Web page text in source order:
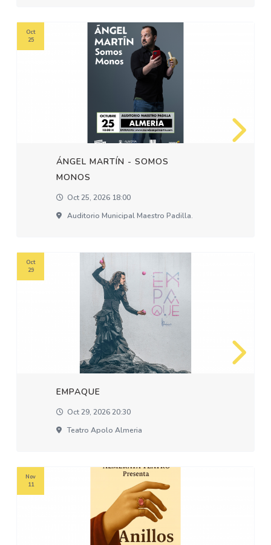
ÁNGEL MARTÍN - SOMOS
MONOS
Oct 25, 2026 18:00
Auditorio Municipal Maestro Padilla.
Oct
25
EMPAQUE
Oct 29, 2026 20:30
Teatro Apolo Almeria
Oct
29
Nov
11